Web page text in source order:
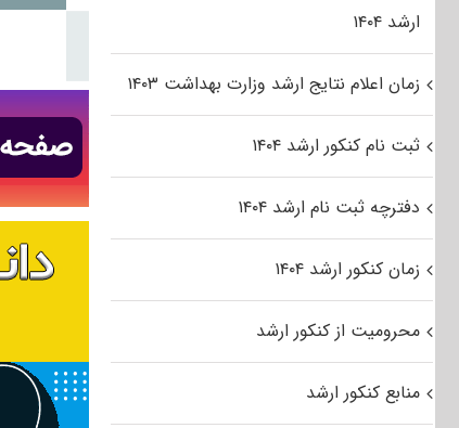
ارشد ۱۴۰۴
زمان اعلام نتایج ارشد وزارت بهداشت ۱۴۰۳
ثبت نام کنکور ارشد ۱۴۰۴
دفترچه ثبت نام ارشد ۱۴۰۴
زمان کنکور ارشد ۱۴۰۴
محرومیت از کنکور ارشد
منابع کنکور ارشد